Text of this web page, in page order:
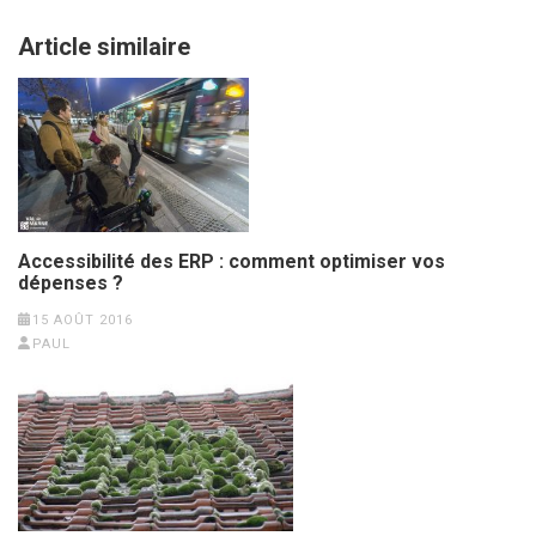
Article similaire
Accessibilité des ERP : comment optimiser vos
dépenses ?
15 AOÛT 2016
PAUL